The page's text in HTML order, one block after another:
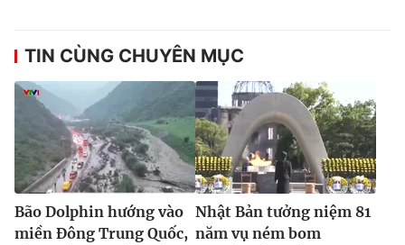
TIN CÙNG CHUYÊN MỤC
Bão Dolphin hướng vào
miền Đông Trung Quốc,
Nhật Bản tưởng niệm 81
năm vụ ném bom